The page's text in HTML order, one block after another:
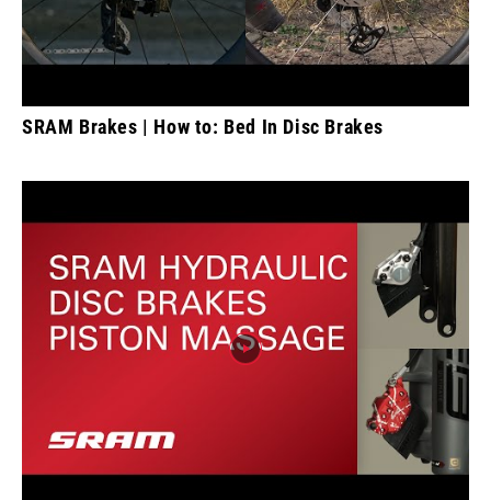
SRAM Brakes | How to: Bed In Disc Brakes